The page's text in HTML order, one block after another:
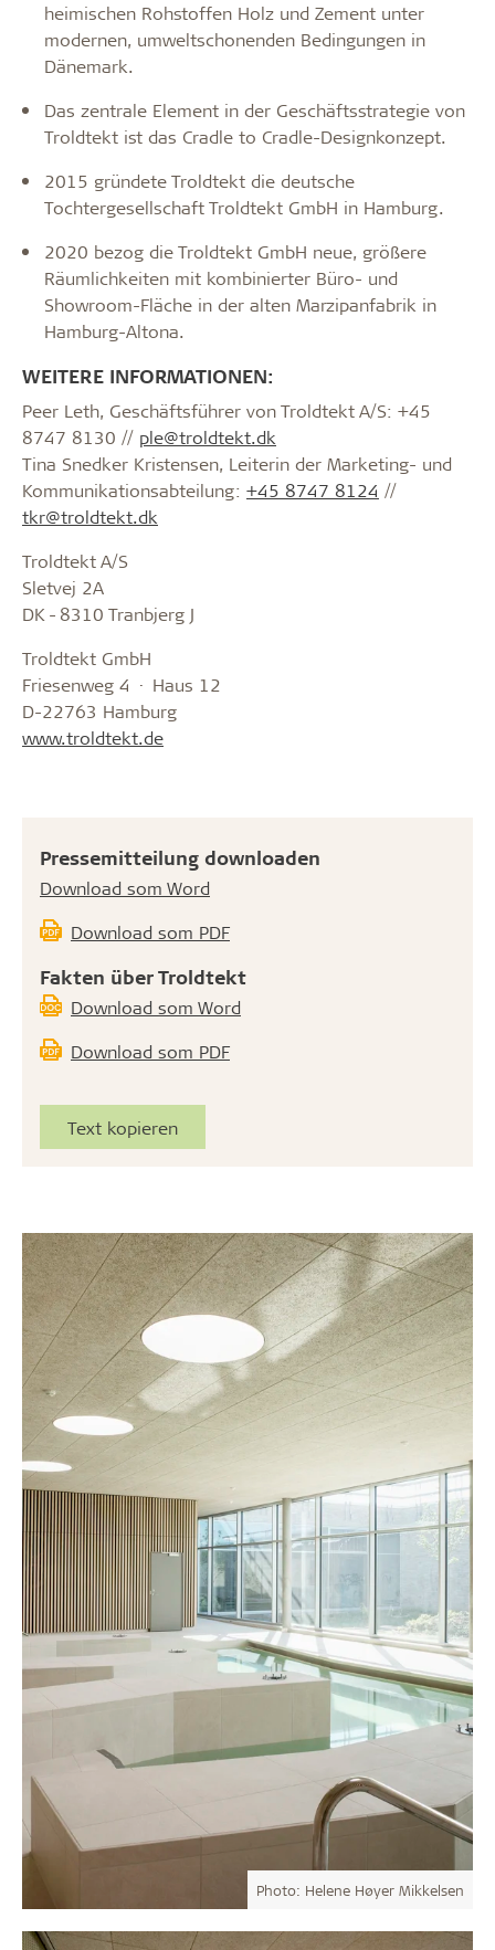
Pressemitteilung downloaden
Download som Word
Download som PDF
Fakten über Troldtekt
Download som Word
Download som PDF
Text kopieren
heimischen Rohstoffen Holz und Zement unter
modernen, umweltschonenden Bedingungen in
Dänemark.
Das zentrale Element in der Geschäftsstrategie von
Troldtekt ist das Cradle to Cradle-Designkonzept.
2015 gründete Troldtekt die deutsche
Tochtergesellschaft Troldtekt GmbH in Hamburg.
2020 bezog die Troldtekt GmbH neue, größere
Räumlichkeiten mit kombinierter Büro- und
Showroom-Fläche in der alten Marzipanfabrik in
Hamburg-Altona.
WEITERE INFORMATIONEN:
Peer Leth, Geschäftsführer von Troldtekt A/S: +45
8747 8130 // ple@troldtekt.dk
Tina Snedker Kristensen, Leiterin der Marketing- und
Kommunikationsabteilung: +45 8747 8124 //
tkr@troldtekt.dk
Troldtekt A/S
Sletvej 2A
DK - 8310 Tranbjerg J
Troldtekt GmbH
Friesenweg 4 · Haus 12
D-22763 Hamburg
www.troldtekt.de
Photo: Helene Høyer Mikkelsen